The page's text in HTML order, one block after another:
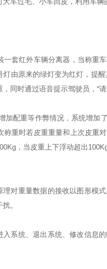
一套红外车辆分离器，当称重
灯由原来的绿灯变为红灯，提
同时通过语音提示驾驶员，“
加配重等作弊情况，系统增加
称重时若皮重重量和上次皮重
，当皮重上下浮动超出
对重量数据的接收以图形模
。
系统、退出系统、修改信息